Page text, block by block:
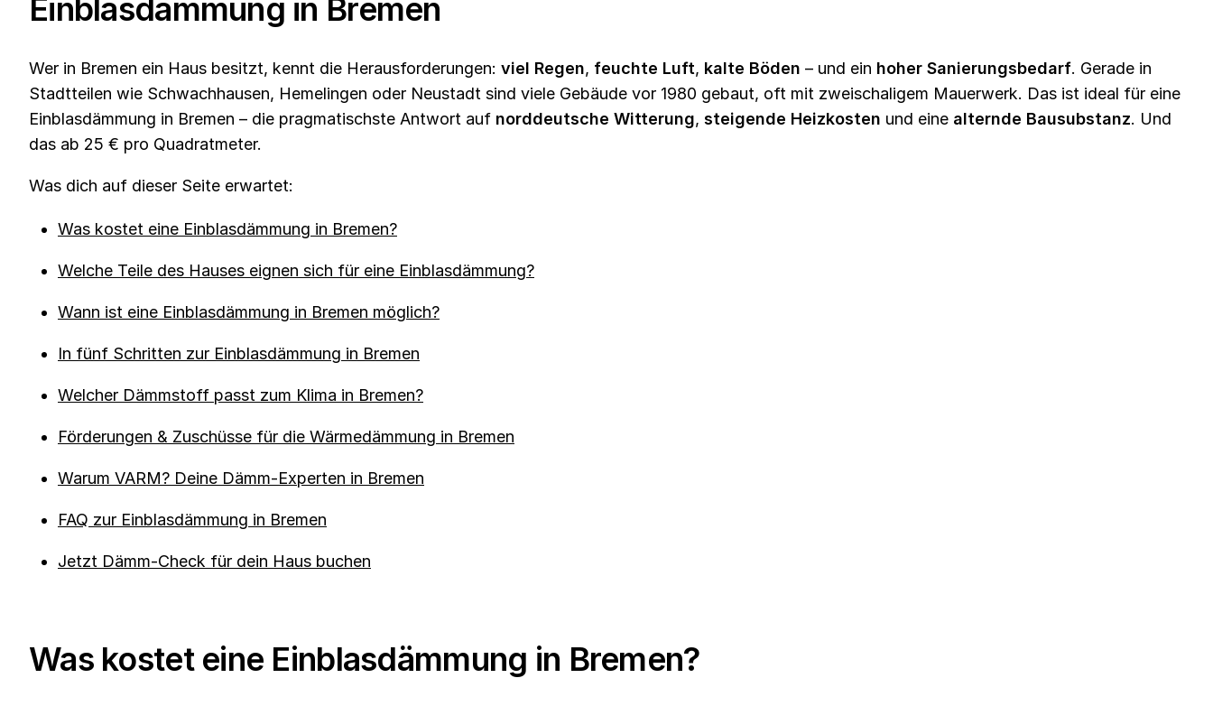
Einblasdämmung in Bremen
Wer in Bremen ein Haus besitzt, kennt die Herausforderungen: viel Regen, feuchte Luft, kalte Böden – und ein hoher Sanierungsbedarf. Gerade in
Stadtteilen wie Schwachhausen, Hemelingen oder Neustadt sind viele Gebäude vor 1980 gebaut, oft mit zweischaligem Mauerwerk. Das ist ideal für eine
Einblasdämmung in Bremen – die pragmatischste Antwort auf norddeutsche Witterung, steigende Heizkosten und eine alternde Bausubstanz. Und
das ab 25 € pro Quadratmeter.
Was dich auf dieser Seite erwartet:
Was kostet eine Einblasdämmung in Bremen?
Welche Teile des Hauses eignen sich für eine Einblasdämmung?
Wann ist eine Einblasdämmung in Bremen möglich?
In fünf Schritten zur Einblasdämmung in Bremen
Welcher Dämmstoff passt zum Klima in Bremen?
Förderungen & Zuschüsse für die Wärmedämmung in Bremen
Warum VARM? Deine Dämm-Experten in Bremen
FAQ zur Einblasdämmung in Bremen
Jetzt Dämm-Check für dein Haus buchen
Was kostet eine Einblasdämmung in Bremen?